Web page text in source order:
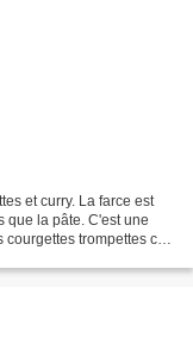
et curry. La farce est
que la pâte. C'est une
courgettes trompettes car